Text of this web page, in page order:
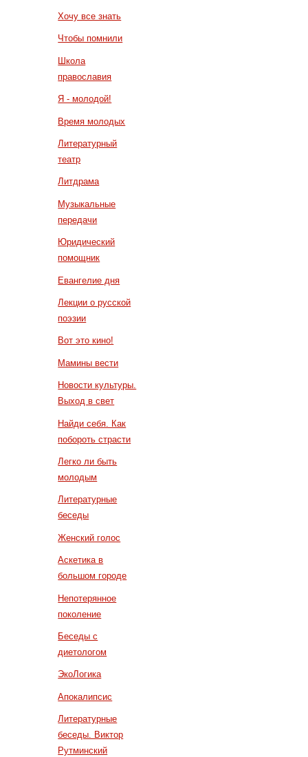
Хочу все знать
Чтобы помнили
Школа
православия
Я - молодой!
Время молодых
Литературный
театр
Литдрама
Музыкальные
передачи
Юридический
помощник
Евангелие дня
Лекции о русской
поэзии
Вот это кино!
Мамины вести
Новости культуры.
Выход в свет
Найди себя. Как
побороть страсти
Легко ли быть
молодым
Литературные
беседы
Женский голос
Аскетика в
большом городе
Непотерянное
поколение
Беседы с
диетологом
ЭкоЛогика
Апокалипсис
Литературные
беседы. Виктор
Рутминский